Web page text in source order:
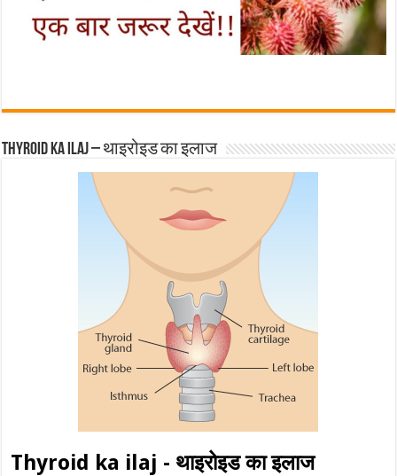
Thyroid ka ilaj – थाइरोइड का इलाज
Thyroid ka ilaj - थाइरोइड का इलाज